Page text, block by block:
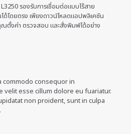
รองรับการเชื่อมต่อแบบไร้สาย
ด้โดยตรง เพียงดาวน์โหลดแอปพลิเคชัน
ตั้งค่า ตรวจสอบ และสั่งพิมพ์ได้อย่าง
commodo consequor in
esse cillum dolore eu fuariatur.
non proident, sunt in culpa